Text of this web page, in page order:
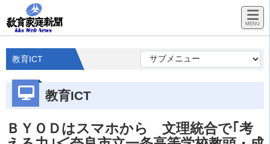
教育ICT
教育ICT
ＢＹＯＤはスマホから 文理統合で｢考